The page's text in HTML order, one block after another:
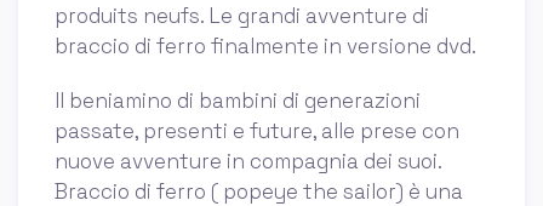
produits neufs. Le grandi avventure di
braccio di ferro finalmente in versione dvd.
Il beniamino di bambini di generazioni
passate, presenti e future, alle prese con
nuove avventure in compagnia dei suoi.
Braccio di ferro ( popeye the sailor) è una